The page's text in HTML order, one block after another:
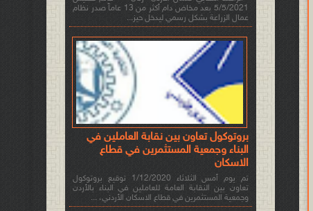
5/5/2021 بعد مخاض دام أكثر من 13 عاماً صدر نظام
عمال الزراعة بشكل رسمي ليدخل حيز...
بروتوكول تعاون بين نقابة العاملين في
البناء وجمعية المستثمرين في قطاع
الاسكان
تم يوم أمس الثلاثاء 1/12/2020 توقيع بروتوكول
تعاون بين النقابة العامة للعاملين في البناء بالأردن
وجمعية المستثمرين في قطاع الاسكان الأردني، ...